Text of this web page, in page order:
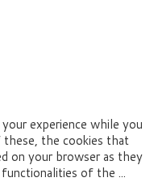
experience while you
the cookies that
on your browser as they
of the ...